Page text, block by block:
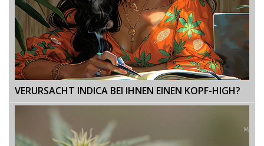
VERURSACHT INDICA BEI IHNEN EINEN KOPF-HIGH?